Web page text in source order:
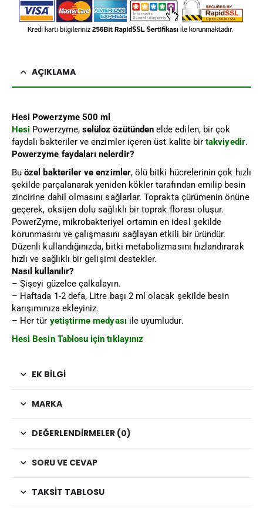
AÇIKLAMA
Hesi Powerzyme 500 ml
Hesi Powerzyme, selüloz özütünden elde edilen, bir çok
faydalı bakteriler ve enzimler içeren üst kalite birtakviyedir.
Powerzyme faydaları nelerdir?
Buözel bakteriler ve enzimler, ölü bitki hücrelerinin çok hızlı
şekilde parçalanarak yeniden kökler tarafından emilip besin
zincirine dahil olmasını sağlarlar. Toprakta çürümenin önüne
geçerek, oksijen dolu sağlıklı bir toprak florası oluşur.
PowerZyme, mikrobakteriyel ortamın en ideal şekilde
korunmasını ve çalışmasını sağlayan etkili bir üründür.
Düzenli kullandığınızda, bitki metabolizmasını hızlandırarak
hızlı ve sağlıklı bir gelişimi destekler.
Nasıl kullanılır?
– Şişeyi güzelce çalkalayın.
– Haftada 1-2 defa, Litre başı 2 ml olacak şekilde besin
karışımınıza ekleyiniz.
– Her tür yetiştirme medyasıile uyumludur.
Hesi Besin Tablosu için tıklayınız
EK BILGI
MARKA
DEĞERLENDIRMELER (0)
SORU VE CEVAP
TAKSIT TABLOSU